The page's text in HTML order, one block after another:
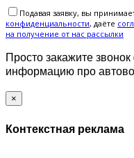
Подавая заявку, вы
конфиденциальности, даёте
на получение от нас рассылки
Просто закажите
информацию про
×
Контекстная реклама